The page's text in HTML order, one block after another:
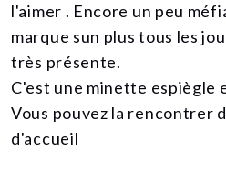
l'aimer . Encore un peu
marque sun plus tous les
très présente.
C'est une minette espiègle
Vous pouvez la rencontrer
d'accueil